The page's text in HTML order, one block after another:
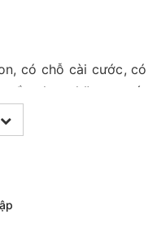
có chỗ cài cước, có
cắm, hạt chặn, ma ní
tránh va đập, có nam
rơi bánh trục ra
cước